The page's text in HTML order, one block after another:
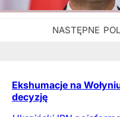
Ekshumacje na
decyzję